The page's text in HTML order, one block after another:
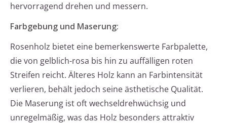
hervorragend drehen und messern.
Farbgebung und Maserung:
Rosenholz bietet eine bemerkenswerte Farbpalette,
die von gelblich-rosa bis hin zu auffälligen roten
Streifen reicht. Älteres Holz kann an Farbintensität
verlieren, behält jedoch seine ästhetische Qualität.
Die Maserung ist oft wechseldrehwüchsig und
unregelmäßig, was das Holz besonders attraktiv